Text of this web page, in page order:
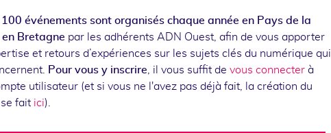
100 événements sont organisés chaque année en Pays de la
en Bretagne par les adhérents ADN Ouest, afin de vous apporter
et retours d’expériences sur les sujets clés du numérique qui
Pour vous y inscrire, il vous suffit de vous connecter à
utilisateur (et si vous ne l'avez pas déjà fait, la création du
fait ici).